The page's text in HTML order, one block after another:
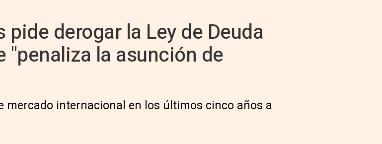
pide derogar la Ley de Deuda
"penaliza la asunción de
mercado internacional en los últimos cinco años a